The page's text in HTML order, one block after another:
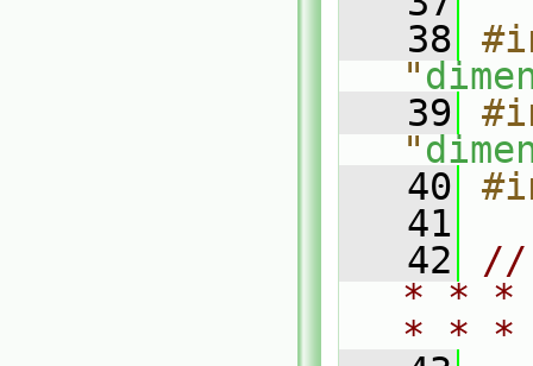
   38
"
   39
"
   40
   41
   42
//
* * *
* *